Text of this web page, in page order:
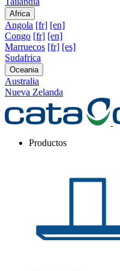
Africa
Angola [fr] [en]
Congo [fr] [en]
Marruecos [fr] [es]
Sudafrica
Oceania
Australia
Nueva Zelanda
Productos